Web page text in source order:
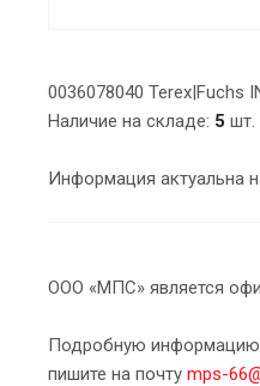
0036078040 Terex|Fuchs
Наличие на складе: 5 шт.
Информация актуальна
ООО «МПС» является
Подробную информацию
пишите на почту mps-